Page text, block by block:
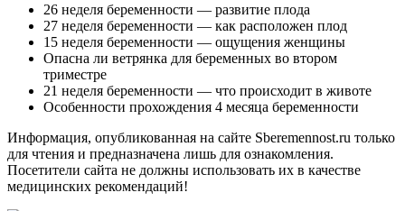
26 неделя беременности — развитие плода
27 неделя беременности — как расположен плод
15 неделя беременности — ощущения женщины
Опасна ли ветрянка для беременных во втором
триместре
21 неделя беременности — что происходит в животе
Особенности прохождения 4 месяца беременности
Информация, опубликованная на сайте Sberemennost.ru только
для чтения и предназначена лишь для ознакомления.
Посетители сайта не должны использовать их в качестве
медицинских рекомендаций!